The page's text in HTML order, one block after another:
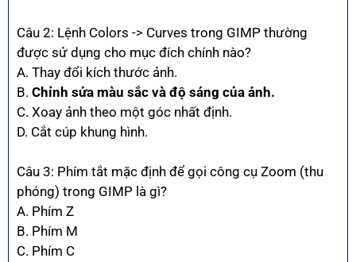
Câu 2: Lệnh Colors -> Curves trong GIMP thường
được sử dụng cho mục đích chính nào?
A. Thay đổi kích thước ảnh.
B. Chỉnh sửa màu sắc và độ sáng của ảnh.
C. Xoay ảnh theo một góc nhất định.
D. Cắt cúp khung hình.
Câu 3: Phím tắt mặc định để gọi công cụ Zoom (thu
phóng) trong GIMP là gì?
A. Phím Z
B. Phím M
C. Phím C